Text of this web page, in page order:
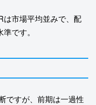
市場平均並みで、配
です。
ですが、前期は一過性